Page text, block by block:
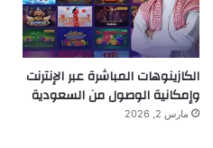
الكازينوهات المباشرة عبر الإنترنت
وإمكانية الوصول من السعودية
مارس 2, 2026